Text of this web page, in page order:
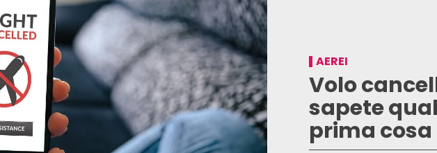
AEREI
Volo
sapete
prima cosa